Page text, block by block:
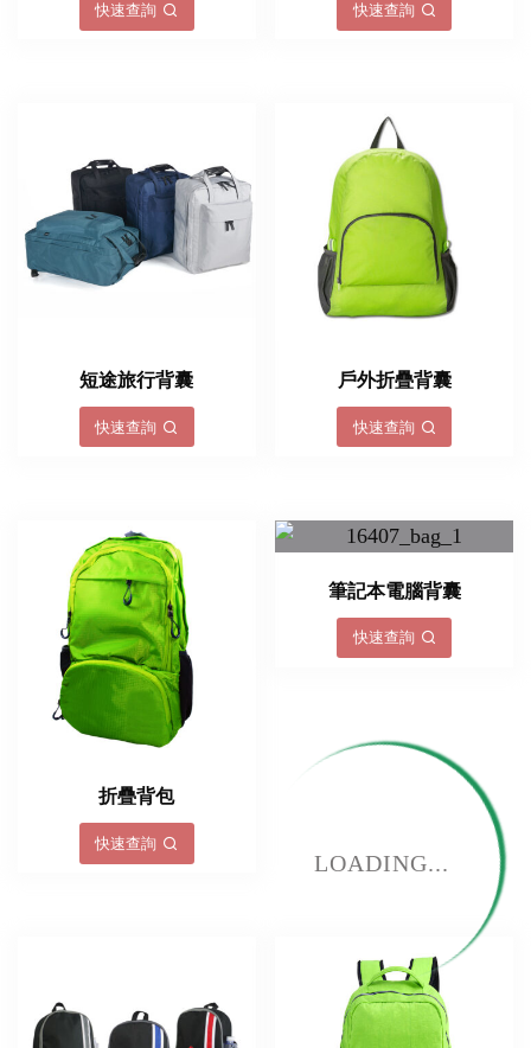
LOADING...
快速查詢 快速查詢
短途旅行背囊
快速查詢
戶外折疊背囊
快速查詢
折疊背包
快速查詢
筆記本電腦背囊
快速查詢